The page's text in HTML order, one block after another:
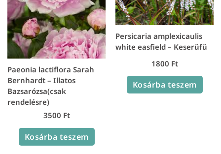
Paeonia lactiflora Sarah
Bernhardt – Illatos
Bazsarózsa(csak
rendelésre)
3500 Ft
Kosárba teszem
Persicaria amplexicaulis
white easfield – Keserűfű
1800 Ft
Kosárba teszem